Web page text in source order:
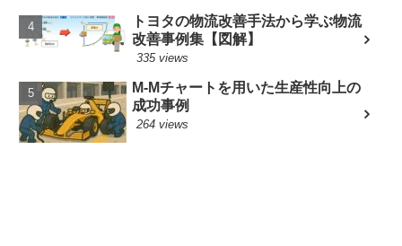
トヨタの物流改善手法から学ぶ物流
改善事例集【図解】
335 views
M-Mチャートを用いた生産性向上の
成功事例
264 views